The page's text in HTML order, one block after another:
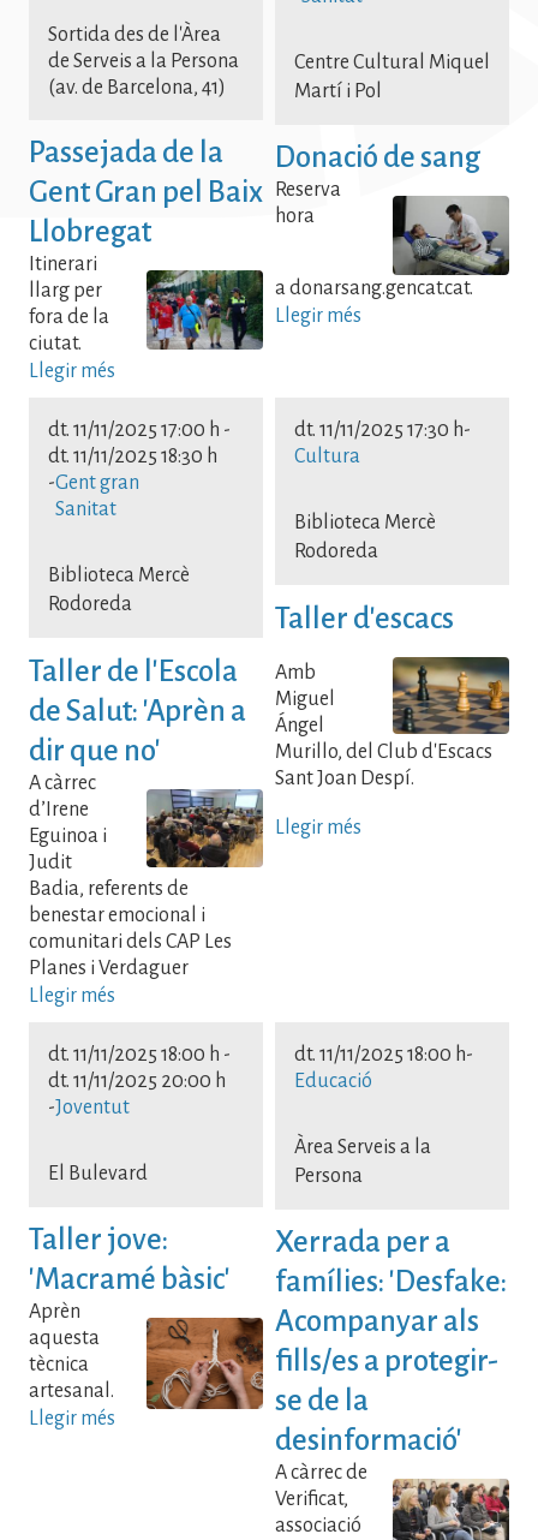
Sortida des de l'Àrea
de Serveis a la Persona
(av. de Barcelona, 41)
Passejada de la
Gent Gran pel Baix
Llobregat
Itinerari
llarg per
fora de la
ciutat.
Llegir més
Centre Cultural Miquel
Martí i Pol
Donació de sang
Reserva
hora
a donarsang.gencat.cat.
Llegir més
dt. 11/11/2025 17:00 h -
dt. 11/11/2025 18:30 h
-Gent gran
Sanitat
Biblioteca Mercè
Rodoreda
Taller de l'Escola
de Salut: 'Aprèn a
dir que no'
A càrrec
d’Irene
Eguinoa i
Judit
Badia, referents de
benestar emocional i
comunitari dels CAP Les
Planes i Verdaguer
Llegir més
dt. 11/11/2025 17:30 h-
Cultura
Biblioteca Mercè
Rodoreda
Taller d'escacs
Amb
Miguel
Ángel
Murillo, del Club d'Escacs
Sant Joan Despí.
Llegir més
dt. 11/11/2025 18:00 h -
dt. 11/11/2025 20:00 h
-Joventut
El Bulevard
Taller jove:
'Macramé bàsic'
Aprèn
aquesta
tècnica
artesanal.
Llegir més
dt. 11/11/2025 18:00 h-
Educació
Àrea Serveis a la
Persona
Xerrada per a
famílies: 'Desfake:
Acompanyar als
fills/es a protegir-
se de la
desinformació'
A càrrec de
Verificat,
associació